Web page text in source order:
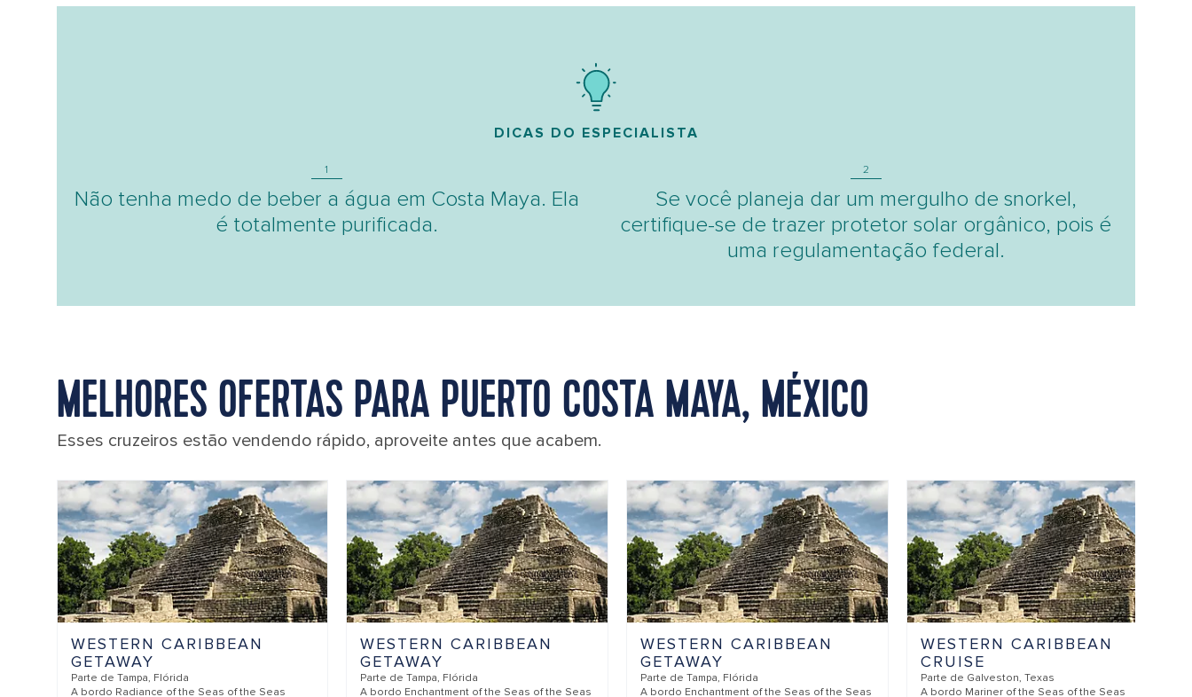
DICAS DO ESPECIALISTA
1
Não tenha medo de beber a água em Costa Maya. Ela
é totalmente purificada.
2
Se você planeja dar um mergulho de snorkel,
certifique-se de trazer protetor solar orgânico, pois é
uma regulamentação federal.
MELHORES OFERTAS PARA PUERTO COSTA MAYA, MÉXICO
Esses cruzeiros estão vendendo rápido, aproveite antes que acabem.
WESTERN CARIBBEAN
GETAWAY
Parte de Tampa, Flórida
A bordo Radiance of the Seas of the Seas
WESTERN CARIBBEAN
GETAWAY
Parte de Tampa, Flórida
A bordo Enchantment of the Seas of the Seas
WESTERN CARIBBEAN
GETAWAY
Parte de Tampa, Flórida
A bordo Enchantment of the Seas of the Seas
WESTERN CARIBBEAN
CRUISE
Parte de Galveston, Texas
A bordo Mariner of the Seas of the Seas